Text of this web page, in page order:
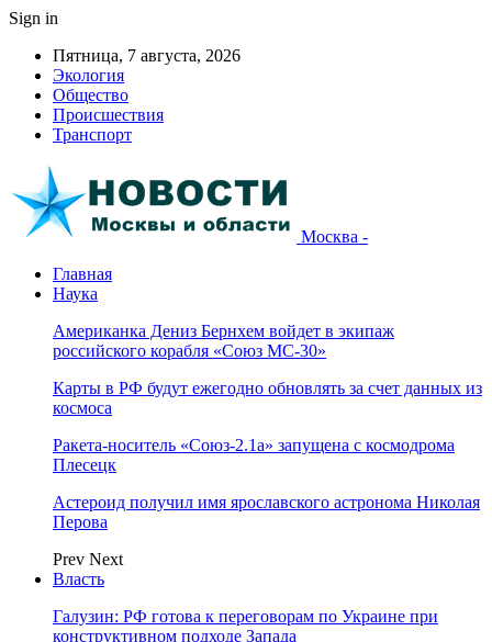
Sign in
Пятница, 7 августа, 2026
Экология
Общество
Происшествия
Транспорт
Москва -
Главная
Наука
Американка Дениз Бернхем войдет в экипаж
российского корабля «Союз МС-30»
Карты в РФ будут ежегодно обновлять за счет данных из
космоса
Ракета-носитель «Союз-2.1а» запущена с космодрома
Плесецк
Астероид получил имя ярославского астронома Николая
Перова
Prev Next
Власть
Галузин: РФ готова к переговорам по Украине при
конструктивном подходе Запада